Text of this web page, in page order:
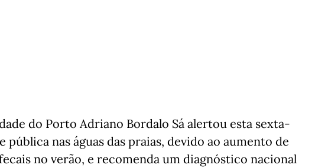
do Porto Adriano Bordalo Sá alertou esta sexta-
pública nas águas das praias, devido ao aumento de
no verão, e recomenda um diagnóstico nacional